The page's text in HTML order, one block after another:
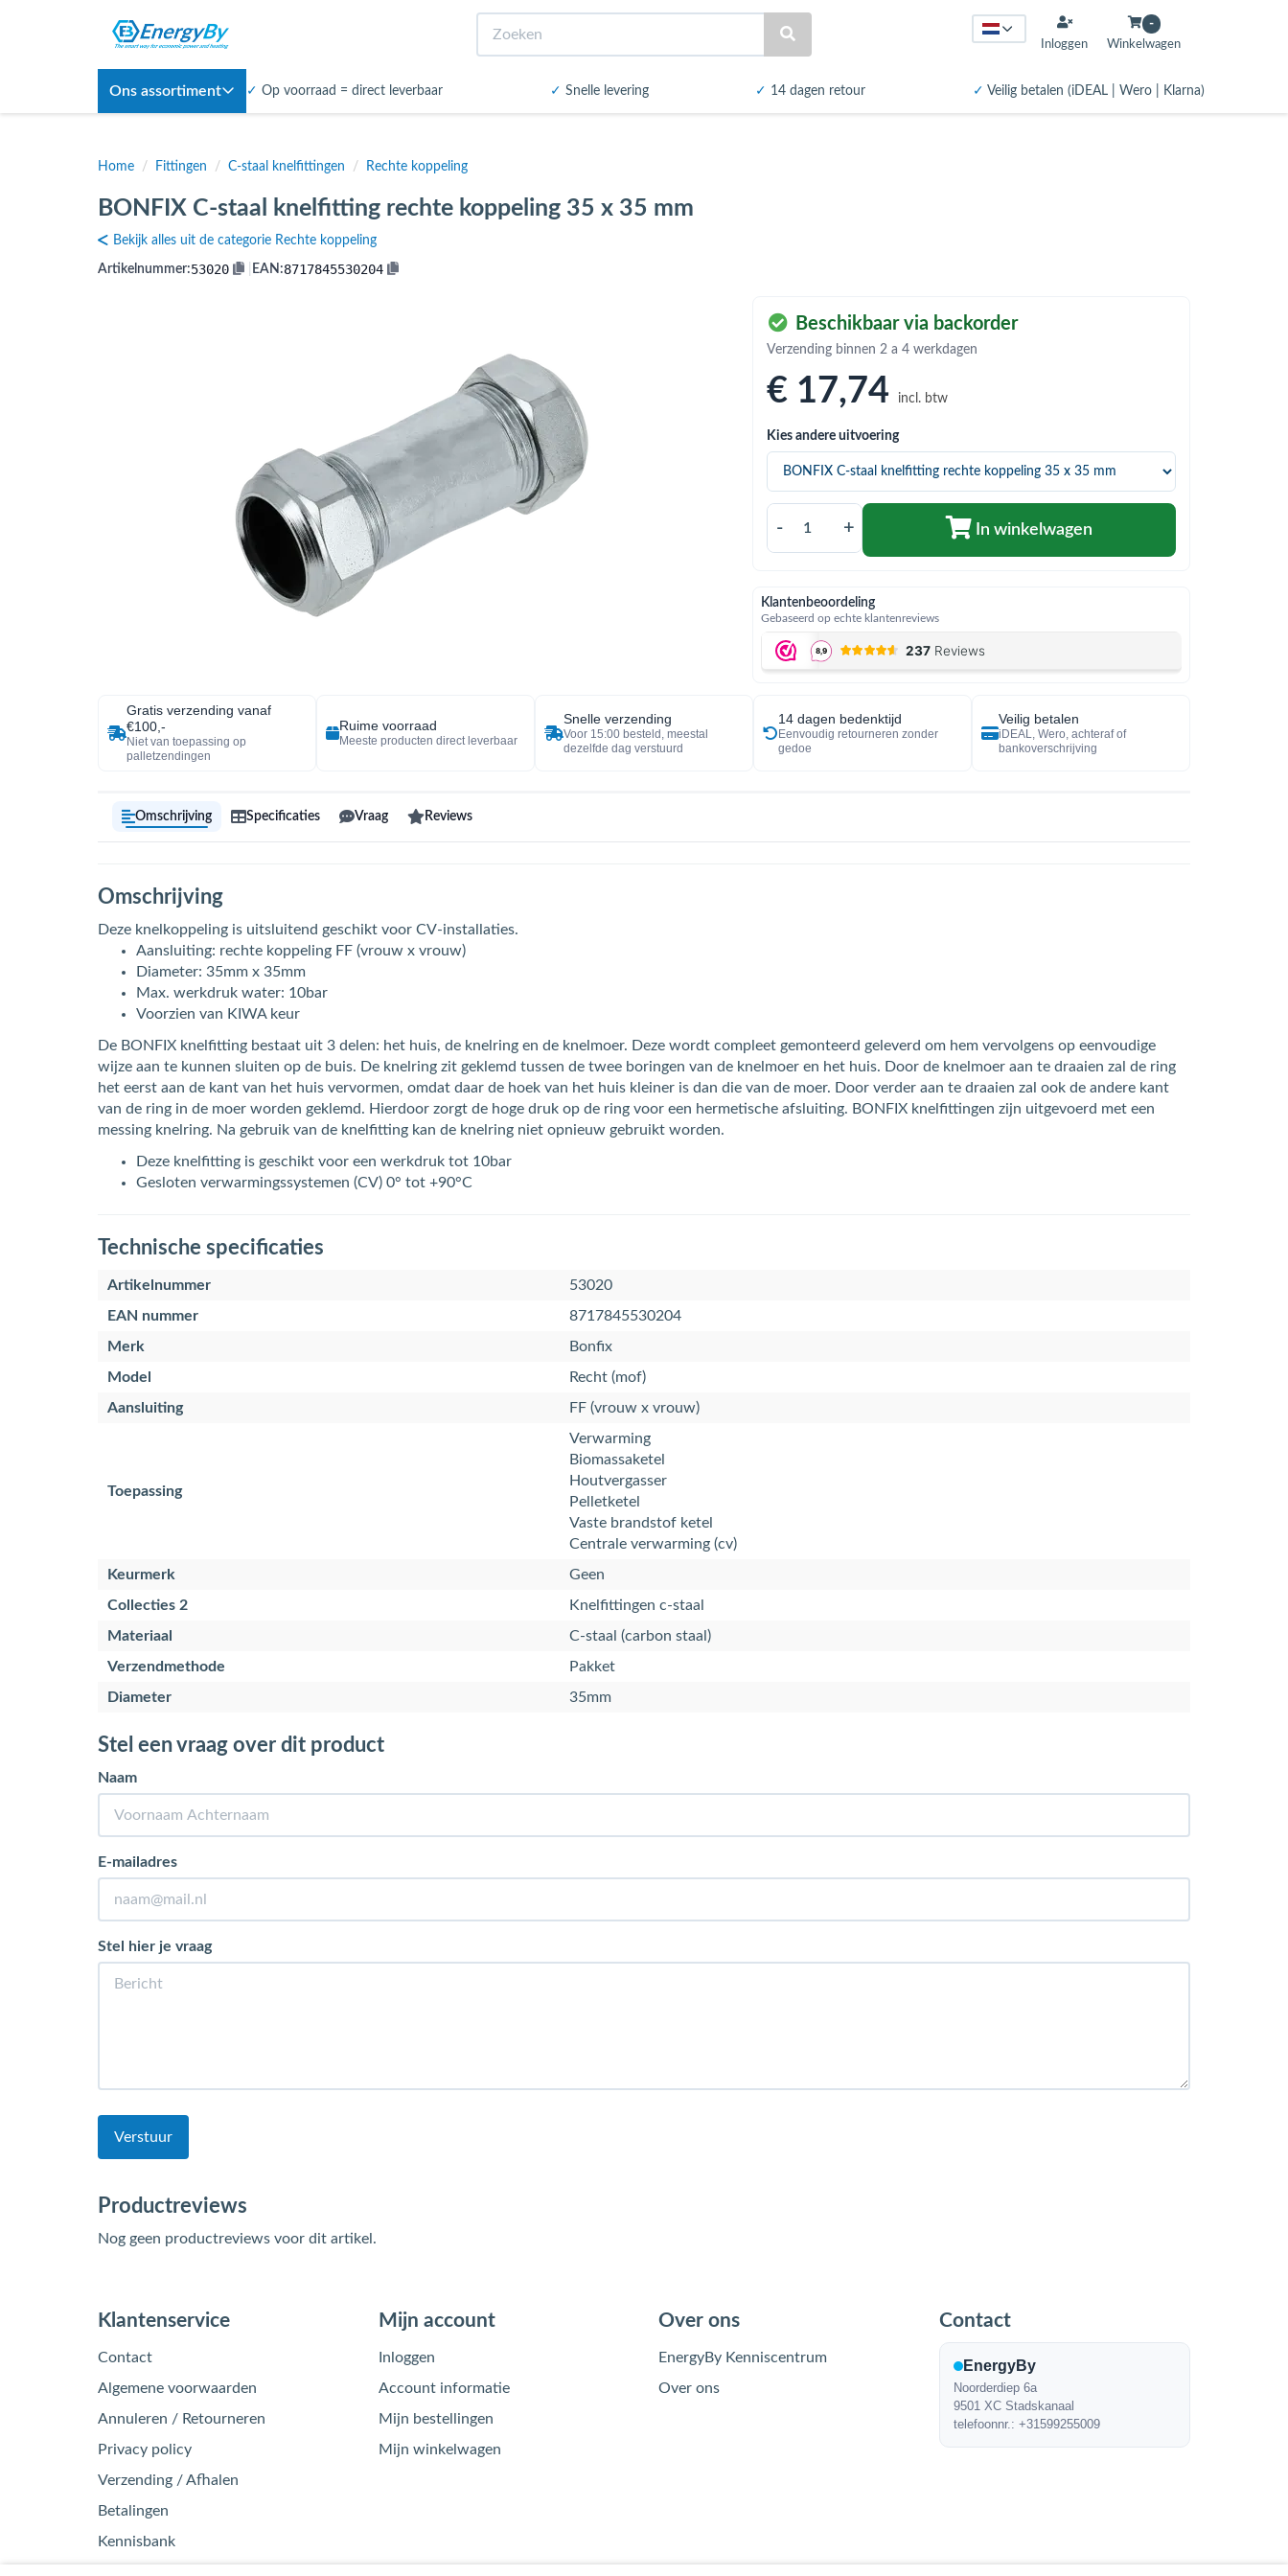
Inloggen
-
Winkelwagen
Ons assortiment ✓ Op voorraad = direct leverbaar ✓ Snelle levering ✓ 14 dagen retour ✓ Veilig betalen (iDEAL | Wero | Klarna)
Home / Fittingen / C-staal knelfittingen / Rechte koppeling
BONFIX C-staal knelfitting rechte koppeling 35 x 35 mm
Bekijk alles uit de categorie Rechte koppeling
Artikelnummer:53020 EAN:8717845530204
Beschikbaar via backorder
Verzending binnen 2 a 4 werkdagen
€ 17,74 incl. btw
Kies andere uitvoering
- + In winkelwagen
Klantenbeoordeling
Gebaseerd op echte klantenreviews
Gratis verzending vanaf
€100,-
Niet van toepassing op
palletzendingen
Ruime voorraad
Meeste producten direct leverbaar
Snelle verzending
Voor 15:00 besteld, meestal
dezelfde dag verstuurd
14 dagen bedenktijd
Eenvoudig retourneren zonder
gedoe
Veilig betalen
iDEAL, Wero, achteraf of
bankoverschrijving
Omschrijving Specificaties Vraag Reviews
Omschrijving
Deze knelkoppeling is uitsluitend geschikt voor CV-installaties.
Aansluiting: rechte koppeling FF (vrouw x vrouw)
Diameter: 35mm x 35mm
Max. werkdruk water: 10bar
Voorzien van KIWA keur
De BONFIX knelfitting bestaat uit 3 delen: het huis, de knelring en de knelmoer. Deze wordt compleet gemonteerd geleverd om hem vervolgens op eenvoudige
wijze aan te kunnen sluiten op de buis. De knelring zit geklemd tussen de twee boringen van de knelmoer en het huis. Door de knelmoer aan te draaien zal de ring
het eerst aan de kant van het huis vervormen, omdat daar de hoek van het huis kleiner is dan die van de moer. Door verder aan te draaien zal ook de andere kant
van de ring in de moer worden geklemd. Hierdoor zorgt de hoge druk op de ring voor een hermetische afsluiting. BONFIX knelfittingen zijn uitgevoerd met een
messing knelring. Na gebruik van de knelfitting kan de knelring niet opnieuw gebruikt worden.
Deze knelfitting is geschikt voor een werkdruk tot 10bar
Gesloten verwarmingssystemen (CV) 0° tot +90°C
Technische specificaties
Artikelnummer
53020
EAN nummer
8717845530204
Merk
Bonfix
Model
Recht (mof)
Aansluiting
FF (vrouw x vrouw)
Toepassing
Verwarming
Biomassaketel
Houtvergasser
Pelletketel
Vaste brandstof ketel
Centrale verwarming (cv)
Keurmerk
Geen
Collecties 2
Knelfittingen c-staal
Materiaal
C-staal (carbon staal)
Verzendmethode
Pakket
Diameter
35mm
Stel een vraag over dit product
Naam
E-mailadres
Stel hier je vraag
Verstuur
Productreviews
Nog geen productreviews voor dit artikel.
Klantenservice
Contact
Algemene voorwaarden
Annuleren / Retourneren
Privacy policy
Verzending / Afhalen
Betalingen
Kennisbank
Mijn account
Inloggen
Account informatie
Mijn bestellingen
Mijn winkelwagen
Over ons
EnergyBy Kenniscentrum
Over ons
Contact
EnergyBy
Noorderdiep 6a
9501 XC Stadskanaal
telefoonnr.: +31599255009